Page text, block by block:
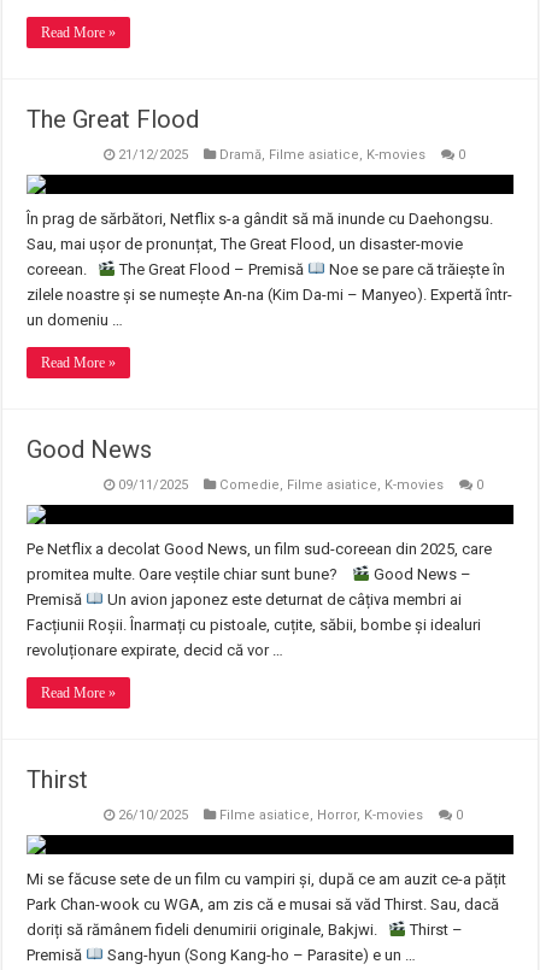
Read More »
The Great Flood
21/12/2025 Dramă, Filme asiatice, K-movies 0
În prag de sărbători, Netflix s-a gândit să mă inunde cu Daehongsu.
Sau, mai ușor de pronunțat, The Great Flood, un disaster-movie
coreean.
The Great Flood – Premisă
Noe se pare că trăiește în
zilele noastre și se numește An-na (Kim Da-mi – Manyeo). Expertă într-
un domeniu …
Read More »
Good News
09/11/2025 Comedie, Filme asiatice, K-movies 0
Pe Netflix a decolat Good News, un film sud-coreean din 2025, care
promitea multe. Oare veștile chiar sunt bune?
Good News –
Premisă
Un avion japonez este deturnat de câțiva membri ai
Facțiunii Roșii. Înarmați cu pistoale, cuțite, săbii, bombe și idealuri
revoluționare expirate, decid că vor …
Read More »
Thirst
26/10/2025 Filme asiatice, Horror, K-movies 0
Mi se făcuse sete de un film cu vampiri și, după ce am auzit ce-a pățit
Park Chan-wook cu WGA, am zis că e musai să văd Thirst. Sau, dacă
doriți să rămânem fideli denumirii originale, Bakjwi.
Thirst –
Premisă
Sang-hyun (Song Kang-ho – Parasite) e un …